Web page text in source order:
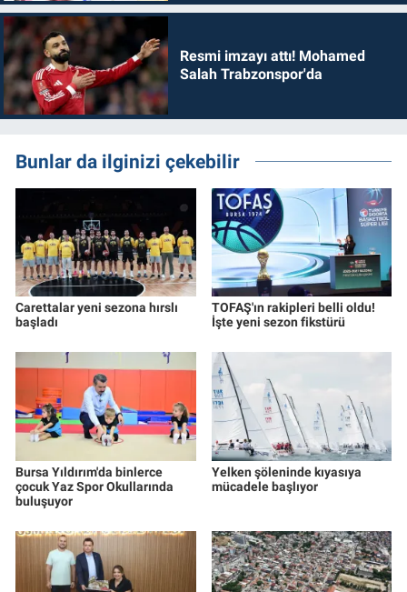
Resmi imzayı attı! Mohamed
Salah Trabzonspor'da
Bunlar da ilginizi çekebilir
Carettalar yeni sezona hırslı
başladı
TOFAŞ'ın rakipleri belli oldu!
İşte yeni sezon fikstürü
Bursa Yıldırım'da binlerce
çocuk Yaz Spor Okullarında
buluşuyor
Yelken şöleninde kıyasıya
mücadele başlıyor